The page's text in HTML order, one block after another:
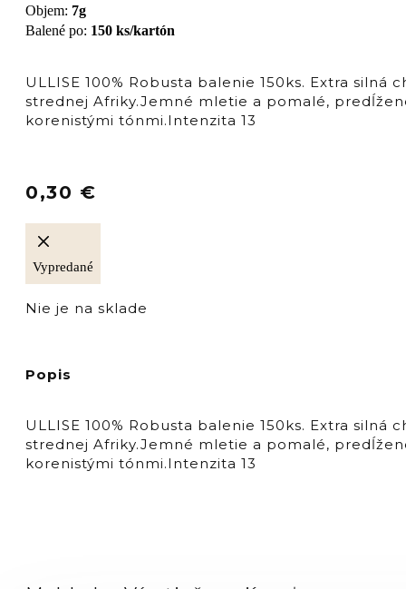
Objem: 7g
Balené po: 150 ks/kartón
ULLISE 100% Robusta balenie 150ks. Extra
strednej Afriky.Jemné mletie a pomalé,
korenistými tónmi.Intenzita 13
0,30 €
Vypredané
Nie je na sklade
Popis
ULLISE 100% Robusta balenie 150ks. Extra
strednej Afriky.Jemné mletie a pomalé,
korenistými tónmi.Intenzita 13